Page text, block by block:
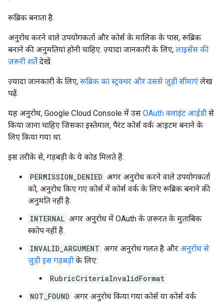
रूब्रिक बनाता है.
अनुरोध करने वाले उपयोगकर्ता और कोर्स के मालिक के पास, रूब्रिक
बनाने की अनुमतियां होनी चाहिए. ज़्यादा जानकारी के लिए, लाइसेंस की
ज़रूरी शर्तेंदेखें.
ज़्यादा जानकारी के लिए, रूब्रिक का स्ट्रक्चर और उससे जुड़ी सीमाएं लेख
पढ़ें.
यह अनुरोध, Google Cloud Console में उस OAuth क्लाइंट आईडी से
किया जाना चाहिए जिसका इस्तेमाल, पैरंट कोर्स वर्क आइटम बनाने के
लिए किया गया था.
इस तरीके से, गड़बड़ी के ये कोड मिलते हैं:
PERMISSION_DENIED अगर अनुरोध करने वाले उपयोगकर्ता
को, अनुरोध किए गए कोर्स में कोर्स वर्क के लिए रूब्रिक बनाने की
अनुमति नहीं है.
INTERNAL अगर अनुरोध में OAuth के ज़रूरत के मुताबिक
स्कोप नहीं हैं.
INVALID_ARGUMENT अगर अनुरोध गलत है और अनुरोध से
जुड़ी इस गड़बड़ी के लिए:
RubricCriteriaInvalidFormat
NOT_FOUND अगर अनुरोध किया गया कोर्स या कोर्स वर्क